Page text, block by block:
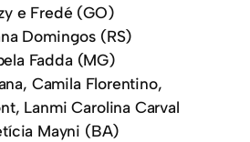
e Fredé (GO)
Domingos (RS)
Fadda (MG)
Camila Florentino,
Lanmi Carolina Carval
Mayni (BA)